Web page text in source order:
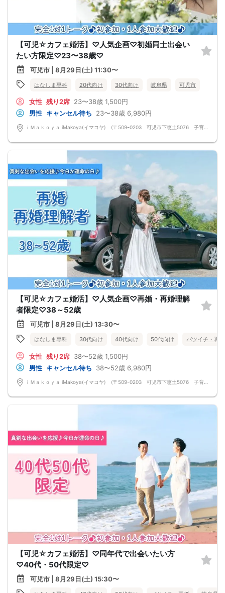
【可児☆カフェ婚活】♡人気企画♡初婚同士出会い
たい方限定♡23〜38歳♡
可児市 | 8月29日(土) 11:30〜
はなしま専科 20代向け 30代向け 岐阜県 可児市
女性 残り2席 23〜38歳 1,500円
男性 キャンセル待ち 23〜38歳 6,980円
ｉＭａｋｏｙａ iMakoya(イマコヤ) (〒509ｰ0203 可児市下恵土5076 子育て支援プラザ 1 F)
【可児☆カフェ婚活】♡人気企画♡再婚・再婚理解
者限定♡38～52歳
可児市 | 8月29日(土) 13:30〜
はなしま専科 30代向け 40代向け 50代向け バツイチ・再婚
女性 残り2席 38〜52歳 1,500円
男性 キャンセル待ち 38〜52歳 6,980円
【可児☆カフェ婚活】♡同年代で出会いたい方
♡40代・50代限定♡
可児市 | 8月29日(土) 15:30〜